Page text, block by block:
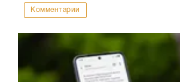
Комментарии